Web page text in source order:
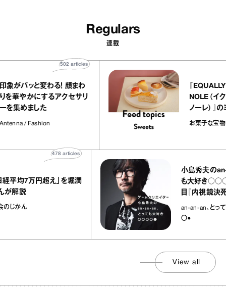
Regulars
連載
印象がパッと変わる！ 顔まわ
りを華やかにするアクセサリ
ーを集めました
Antenna / Fashion
502
『
ノ
ラ
お
万円超え」を堀潤
articles
小島秀夫のan‐an‐an
も大好き○○○○⚫︎:
目『内視鏡決死圏』
an-an-an、とっても大好
〇●
View all